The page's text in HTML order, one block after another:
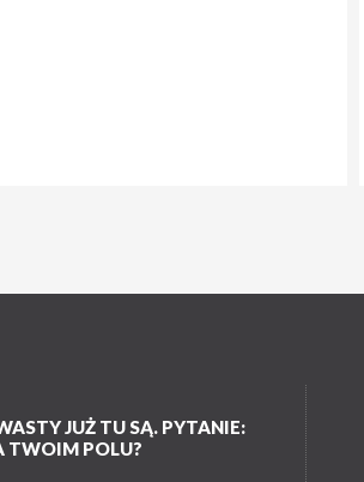
JUŻ TU SĄ. PYTANIE:
TWOIM POLU?